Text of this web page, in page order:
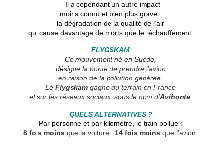
Il a cependant un autre impact
moins connu et bien plus grave :
la dégradation de la qualité de l’air
qui cause davantage de morts que le réchauffement.
FLYGSKAM
Ce mouvement né en Suède,
désigne la honte de prendre l’avion
en raison de la pollution générée.
Le Flygskam gagne du terrain en France
et sur les réseaux sociaux, sous le nom d’Avihonte.
QUELS ALTERNATIVES ?
Par personne et par kilomètre, le train pollue :
8 fois moins que la voiture 14 fois moins que l’avion.